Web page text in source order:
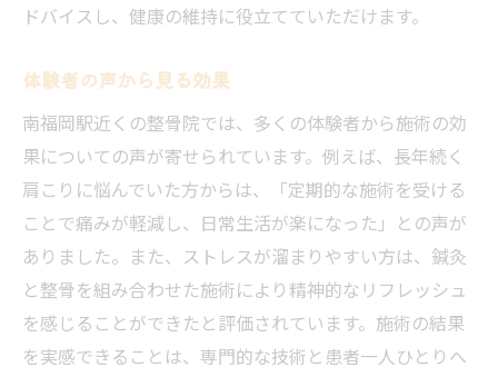
ドバイスし、健康の維持に役立てていただけます。
体験者の声から見る効果
南福岡駅近くの整骨院では、多くの体験者から施術の効
果についての声が寄せられています。例えば、長年続く
肩こりに悩んでいた方からは、「定期的な施術を受ける
ことで痛みが軽減し、日常生活が楽になった」との声が
ありました。また、ストレスが溜まりやすい方は、鍼灸
と整骨を組み合わせた施術により精神的なリフレッシュ
を感じることができたと評価されています。施術の結果
を実感できることは、専門的な技術と患者一人ひとりへ